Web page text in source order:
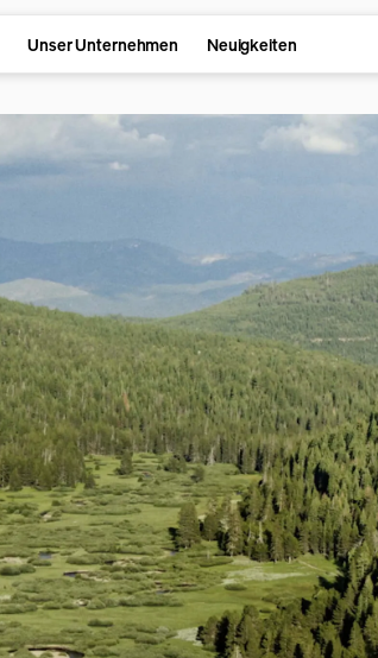
Unser Unternehmen Neuigkeiten